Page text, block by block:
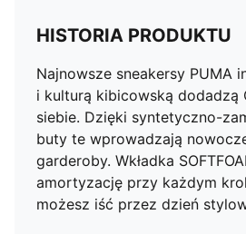
HISTORIA PRODUKTU
Najnowsze sneakersy PUMA
i kulturą kibicowską dodadzą
siebie. Dzięki syntetyczno-
buty te wprowadzają
garderoby. Wkładka
amortyzację przy każdym
możesz iść przez dzień